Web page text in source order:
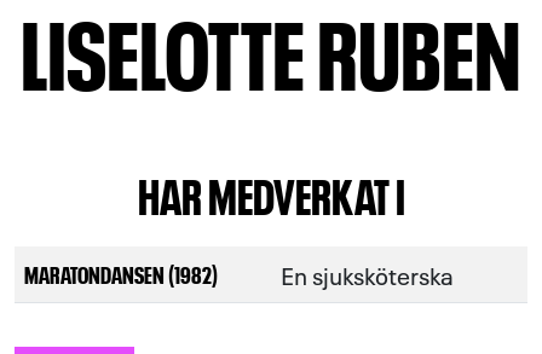
LISELOTTE RUBEN
HAR MEDVERKAT I
MARATONDANSEN (1982) En sjuksköterska